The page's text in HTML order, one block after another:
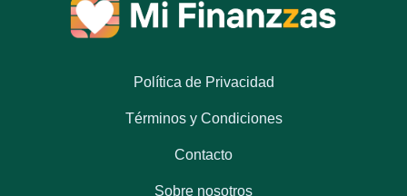
Política de Privacidad
Términos y Condiciones
Contacto
Sobre nosotros